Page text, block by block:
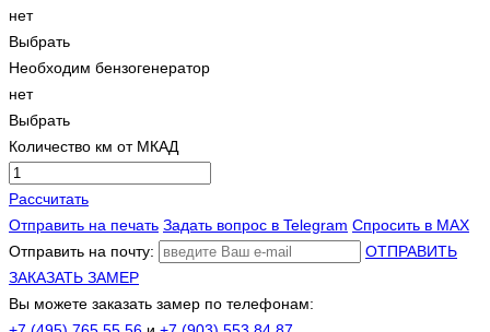
нет
Выбрать
Необходим бензогенератор
нет
Выбрать
Количество км от МКАД
Рассчитать
Отправить на печать Задать вопрос в Telegram Спросить в MAX
Отправить на почту:
ОТПРАВИТЬ
ЗАКАЗАТЬ ЗАМЕР
Вы можете заказать замер по телефонам: